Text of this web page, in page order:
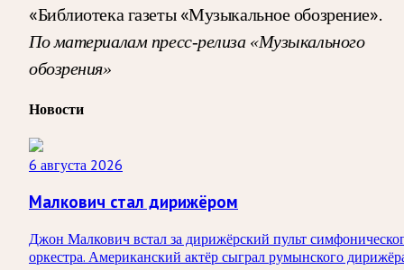
«Библиотека газеты «Музыкальное обозрение».
По материалам пресс-релиза «Музыкального
обозрения»
Новости
6 августа 2026
Малкович стал дирижёром
Джон Малкович встал за дирижёрский пульт
оркестра. Американский актёр сыграл румынского